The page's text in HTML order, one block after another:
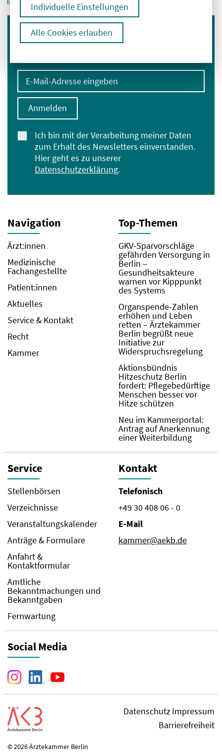
Individuelle Einstellungen
Alle Cookies erlauben
Immer informiert bleiben
E-Mail-Adresse eingeben
Ich bin mit der Verarbeitung meiner Daten
zum Erhalt des Newsletters einverstanden.
Hier geht es zu unserer
Datenschutzerklärung.
Anmelden
Navigation
Ärzt:innen
Medizinische
Fachangestellte
Patient:innen
Aktuelles
Service & Kontakt
Recht
Kammer
Top-Themen
GKV-Sparvorschläge
gefährden Versorgung in
Berlin –
Gesundheitsakteure
warnen vor Kipppunkt
des Systems
Organspende-Zahlen
erhöhen und Leben
retten – Ärztekammer
Berlin begrüßt neue
Initiative zur
Widerspruchsregelung
Aktionsbündnis
Hitzeschutz Berlin
fordert: Pflegebedürftige
Menschen besser vor
Hitze schützen
Neu im Kammerportal:
Antrag auf Anerkennung
einer Weiterbildung
Service
Stellenbörsen
Verzeichnisse
Veranstaltungskalender
Anträge & Formulare
Anfahrt &
Kontaktformular
Amtliche
Bekanntmachungen und
Bekanntgaben
Fernwartung
Kontakt
Telefonisch
+49 30 408 06 - 0
E-Mail
kammer@aekb.de
Social Media
DatenschutzImpressum
Barrierefreiheit
© 2026 Ärztekammer Berlin